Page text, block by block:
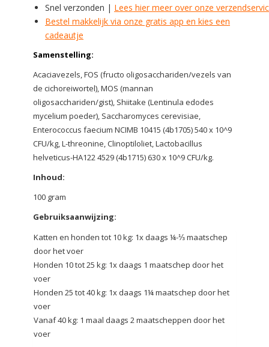
Snel verzonden | Lees hier meer over onze
Bestel makkelijk via onze gratis app en kies een
cadeautje
Samenstelling:
Acaciavezels, FOS (fructo oligosacchariden/vezels van
de cichoreiwortel), MOS (mannan
oligosacchariden/gist), Shiitake (Lentinula edodes
mycelium poeder), Saccharomyces cerevisiae,
Enterococcus faecium NCIMB 10415 (4b1705) 540 x 10^9
CFU/kg, L-threonine, Clinoptiloliet, Lactobacillus
helveticus-HA122 4529 (4b1715) 630 x 10^9 CFU/kg.
Inhoud:
100 gram
Gebruiksaanwijzing:
Katten en honden tot 10 kg: 1x daags ¼-⅓ maatschep
door het voer
Honden 10 tot 25 kg: 1x daags 1 maatschep door het
voer
Honden 25 tot 40 kg: 1x daags 1¼ maatschep door het
voer
Vanaf 40 kg: 1 maal daags 2 maatscheppen door het
voer